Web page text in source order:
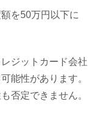
を50万円以下に
ジットカード会社
能性があります。
否定できません。